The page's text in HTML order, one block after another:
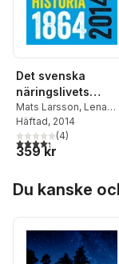
Det svenska
näringslivets
historia 1864-2014
Mats Larsson, Lena
Andersson-Skog
Oscar Broberg
Magnusson
Häftad, 2014
4,3utav 5 stjärnor.
(4)
359 kr
Du kanske